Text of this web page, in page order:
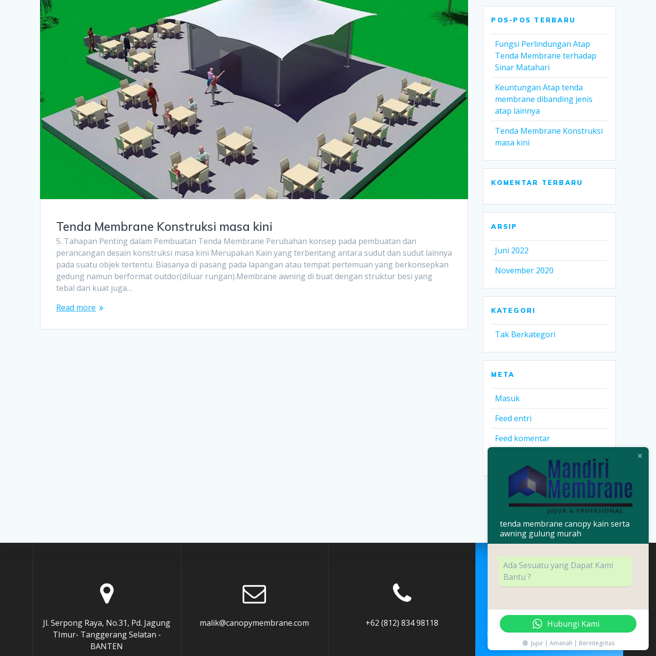
Tenda Membrane Konstruksi masa kini
5. Tahapan Penting dalam Pembuatan Tenda Membrane Perubahan konsep pada pembuatan dan
perancangan desain konstruksi masa kini Merupakan Kain yang terbentang antara sudut dan sudut lainnya
pada suatu objek tertentu. Biasanya di pasang pada lapangan atau tempat pertemuan yang berkonsepkan
gedung namun berformat outdor(diluar rungan).Membrane awning di buat dengan struktur besi yang
tebal dan kuat juga…
Read more
POS-POS TERBARU
Fungsi Perlindungan Atap
Tenda Membrane terhadap
Sinar Matahari
Keuntungan Atap tenda
membrane dibanding jenis
atap lainnya
Tenda Membrane Konstruksi
masa kini
KOMENTAR TERBARU
ARSIP
Juni 2022
November 2020
KATEGORI
Tak Berkategori
META
Masuk
Feed entri
Feed komentar
WordPress.org
Jl. Serpong Raya, No.31, Pd. Jagung
TImur- Tanggerang Selatan -
BANTEN
malik@canopymembrane.com +62 (812) 834 98118
© 2026 tenda membrane canopy
kain serta awning gulung
murah. Built using WordPress and
Mesmerize Theme
tenda membrane canopy kain serta
awning gulung murah
Ada Sesuatu yang Dapat Kami
Bantu ?
Hubungi Kami
🟢 Jujur | Amanah | Berintegritas